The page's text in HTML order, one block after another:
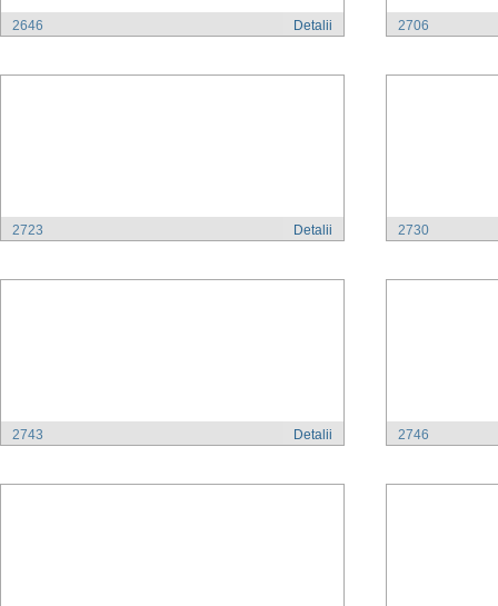
Detalii
2646 2706
Detalii
2723 2730
Detalii
2743 2746